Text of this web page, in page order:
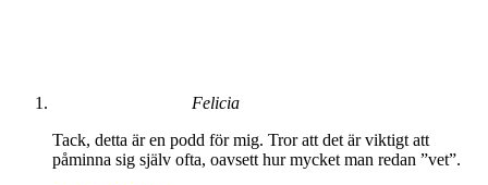
Felicia
Tack, detta är en podd för mig. Tror att det är viktigt att
påminna sig själv ofta, oavsett hur mycket man redan ”vet”.